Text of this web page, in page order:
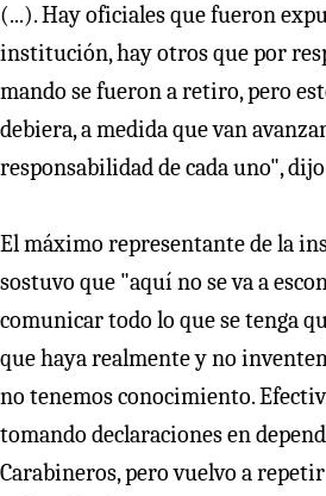
(...). Hay oficiales que fueron
institución, hay otros que por
mando se fueron a retiro, pero
debiera, a medida que van
responsabilidad de cada uno",
El máximo representante de la
sostuvo que "aquí no se va a
comunicar todo lo que se tenga
que haya realmente y no
no tenemos conocimiento.
tomando declaraciones en
Carabineros, pero vuelvo a